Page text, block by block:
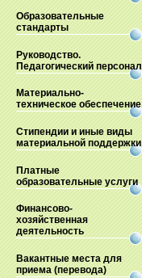
Образовательные
стандарты
Руководство.
Педагогический персонал
Материально-
техническое обеспечение
Стипендии и иные виды
материальной поддержки
Платные
образовательные услуги
Финансово-
хозяйственная
деятельность
Вакантные места для
приема (перевода)